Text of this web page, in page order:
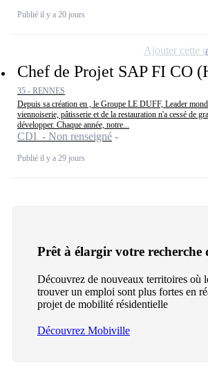
Publié il y a 20 jours
Chef de Projet SAP FI CO
35 - RENNES
Depuis sa création en , le Groupe LE DUFF, Leader
viennoiserie, pâtisserie et de la restauration n'a cessé de
développer. Chaque année, notre...
CDI - Non renseigné
Publié il y a 29 jours
Ajouter cette
Prêt à élargir votre recherche
Découvrez de nouveaux territoires où
trouver un emploi sont plus fortes en
projet de mobilité résidentielle
Découvrez Mobiville